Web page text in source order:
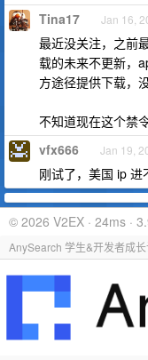
Tina17 Jan 16,
最近没关注，之前
载的未来不更新，
方途径提供下载，
不知道现在这个禁
vfx666 Jan 19,
刚试了，美国 ip
© 2026 V2EX · 24ms ·
AnySearch 学生&开发者成